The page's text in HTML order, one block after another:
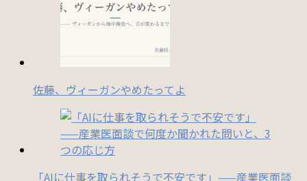
佐藤、ヴィーガンやめたってよ
「AIに仕事を取られそうで不安です」——産業医面談